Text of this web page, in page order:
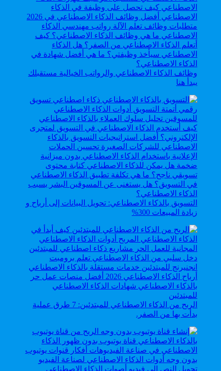
وظائف الذكاء الاصطناعي والرواتب الخيالية مستقبلك
يبدأ هنا
التسويق بالذكاء الاصطناعي: تحويل البيانات إلى أرباح و
زيادة المبيعات 300%
الربح من الذكاء الاصطناعي للمبتدئين: 7 طرق عملية
بدأت بها من الصفر.